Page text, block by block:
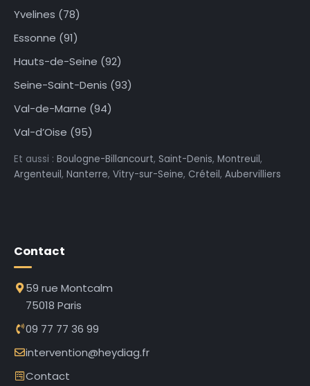
Yvelines (78)
Essonne (91)
Hauts-de-Seine (92)
Seine-Saint-Denis (93)
Val-de-Marne (94)
Val-d’Oise (95)
Et aussi : Boulogne-Billancourt, Saint-Denis, Montreuil,
Argenteuil, Nanterre, Vitry-sur-Seine, Créteil, Aubervilliers
Contact
59 rue Montcalm
75018 Paris
09 77 77 36 99
intervention@heydiag.fr
Contact